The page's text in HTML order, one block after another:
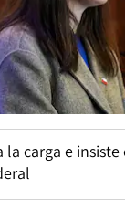
carga e insiste